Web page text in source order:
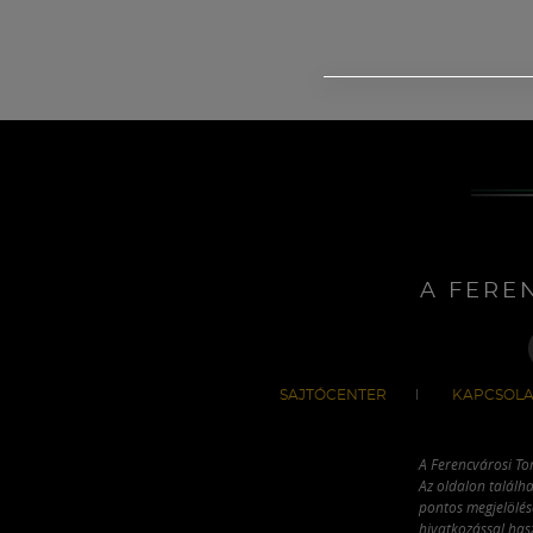
A
SAJTÓCENTER
A Ferencvárosi
Az oldalon
pontos
hivatkozással